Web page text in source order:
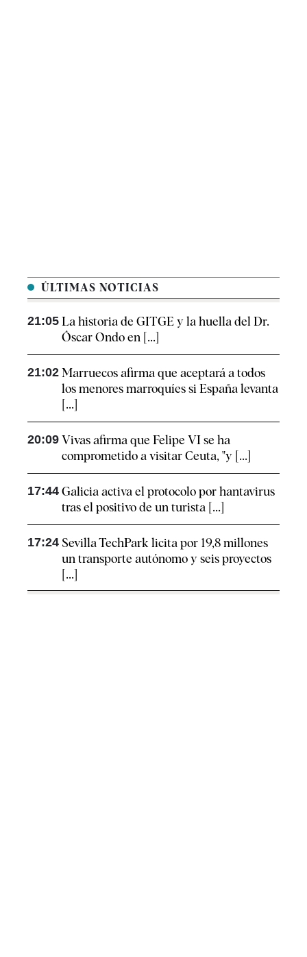
ÚLTIMAS NOTICIAS
21:05 La historia de GITGE y la huella del Dr.
Óscar Ondo en [...]
21:02 Marruecos afirma que aceptará a todos
los menores marroquíes si España levanta
[...]
20:09 Vivas afirma que Felipe VI se ha
comprometido a visitar Ceuta, "y [...]
17:44 Galicia activa el protocolo por hantavirus
tras el positivo de un turista [...]
17:24 Sevilla TechPark licita por 19,8 millones
un transporte autónomo y seis proyectos
[...]